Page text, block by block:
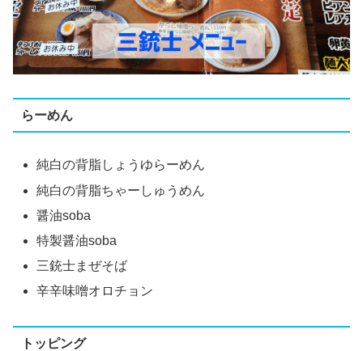
らーめん
純白の背脂しょうゆらーめん
純白の背脂ちゃーしゅうめん
醤油soba
特製醤油soba
三銃士まぜそば
辛辛味噌オロチョン
トッピング